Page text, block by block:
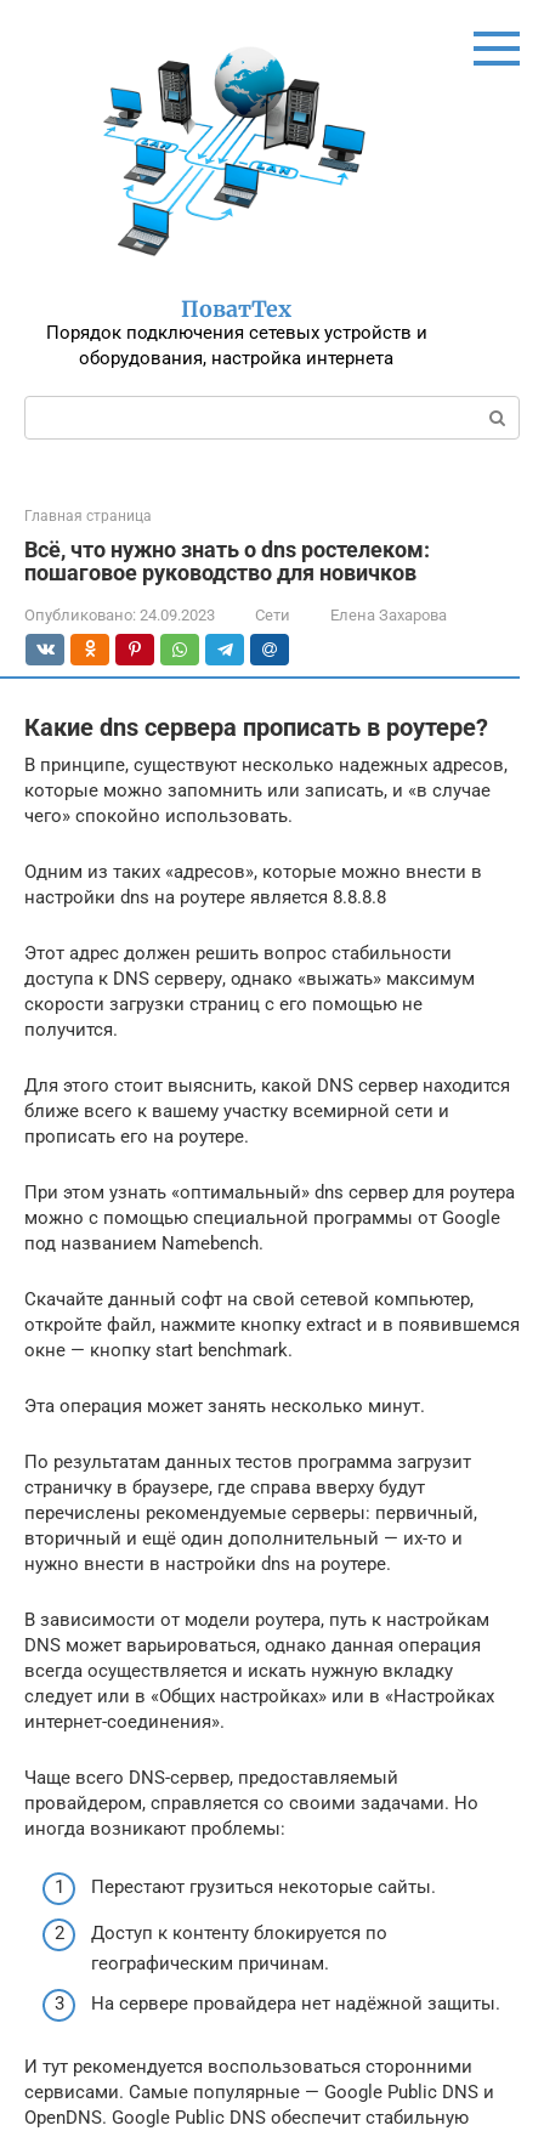
ПоватТех
Порядок подключения сетевых устройств и
оборудования, настройка интернета
Поиск:
Главная страница
Всё, что нужно знать о dns ростелеком:
пошаговое руководство для новичков
Опубликовано: 24.09.2023 Сети Елена Захарова
Какие dns сервера прописать в роутере?
В принципе, существуют несколько надежных адресов,
которые можно запомнить или записать, и «в случае
чего» спокойно использовать.
Одним из таких «адресов», которые можно внести в
настройки dns на роутере является 8.8.8.8
Этот адрес должен решить вопрос стабильности
доступа к DNS серверу, однако «выжать» максимум
скорости загрузки страниц с его помощью не
получится.
Для этого стоит выяснить, какой DNS сервер находится
ближе всего к вашему участку всемирной сети и
прописать его на роутере.
При этом узнать «оптимальный» dns сервер для роутера
можно с помощью специальной программы от Google
под названием Namebench.
Скачайте данный софт на свой сетевой компьютер,
откройте файл, нажмите кнопку extract и в появившемся
окне — кнопку start benchmark.
Эта операция может занять несколько минут.
По результатам данных тестов программа загрузит
страничку в браузере, где справа вверху будут
перечислены рекомендуемые серверы: первичный,
вторичный и ещё один дополнительный — их-то и
нужно внести в настройки dns на роутере.
В зависимости от модели роутера, путь к настройкам
DNS может варьироваться, однако данная операция
всегда осуществляется и искать нужную вкладку
следует или в «Общих настройках» или в «Настройках
интернет-соединения».
Чаще всего DNS-сервер, предоставляемый
провайдером, справляется со своими задачами. Но
иногда возникают проблемы:
Перестают грузиться некоторые сайты.
Доступ к контенту блокируется по
географическим причинам.
На сервере провайдера нет надёжной защиты.
И тут рекомендуется воспользоваться сторонними
сервисами. Самые популярные — Google Public DNS и
OpenDNS. Google Public DNS обеспечит стабильную